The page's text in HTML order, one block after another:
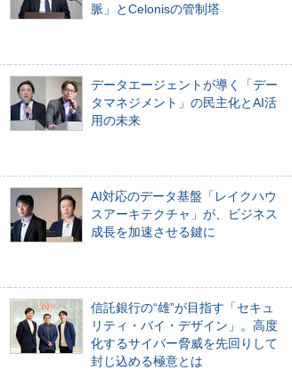
脈」とCelonisの管制塔
データエージェントが導く「デー
タマネジメント」の民主化とAI活
用の未来
AI対応のデータ基盤「レイクハウ
スアーキテクチャ」が、ビジネス
成長を加速させる鍵に
信託銀行の“雄”が目指す「セキュ
リティ・バイ・デザイン」。高度
化するサイバー脅威を先回りして
封じ込める極意とは